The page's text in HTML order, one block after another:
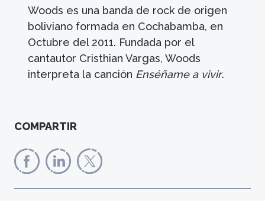
Woods es una banda de rock de origen
boliviano formada en Cochabamba, en
Octubre del 2011. Fundada por el
cantautor Cristhian Vargas, Woods
interpreta la canción Enséñame a vivir.
COMPARTIR